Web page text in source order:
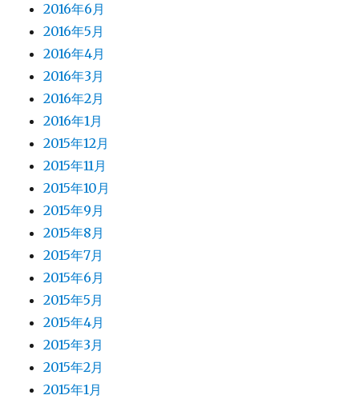
2016年6月
2016年5月
2016年4月
2016年3月
2016年2月
2016年1月
2015年12月
2015年11月
2015年10月
2015年9月
2015年8月
2015年7月
2015年6月
2015年5月
2015年4月
2015年3月
2015年2月
2015年1月